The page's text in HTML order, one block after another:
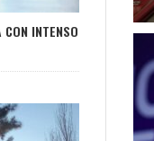
INTENSO